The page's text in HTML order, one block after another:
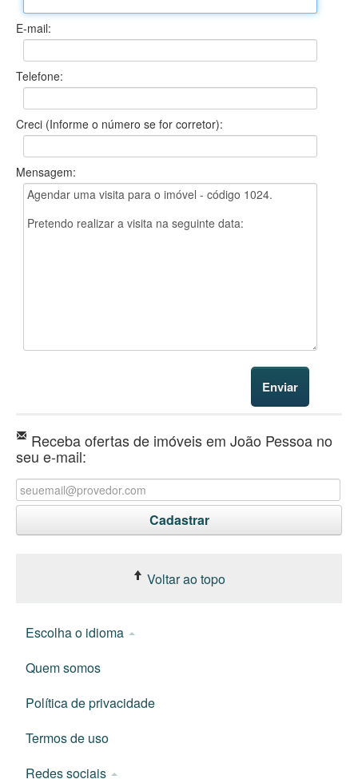
E-mail:
Telefone:
Creci (Informe o número se for corretor):
Mensagem:
Receba ofertas de imóveis em João Pessoa no
seu e-mail:
Voltar ao topo
Escolha o idioma
Quem somos
Política de privacidade
Termos de uso
Redes sociais